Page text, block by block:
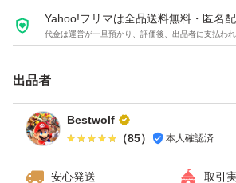
Yahoo!フリマは全品送料無料・匿名
代金は運営が一旦預かり、評価後、出品者に支払わ
出品者
Bestwolf
（85） 本人確認済
安心発送 取引